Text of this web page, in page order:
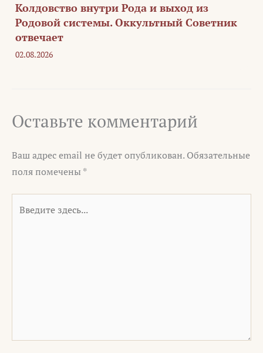
Колдовство внутри Рода и выход из
Родовой системы. Оккультный Советник
отвечает
02.08.2026
Оставьте комментарий
Ваш адрес email не будет опубликован. Обязательные
поля помечены *
здесь...